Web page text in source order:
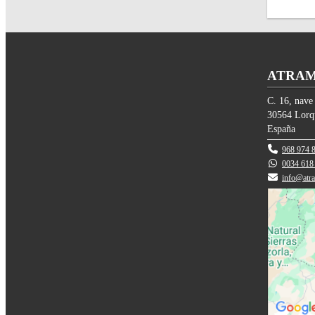
C. 16,
30564
España
968 974
0034